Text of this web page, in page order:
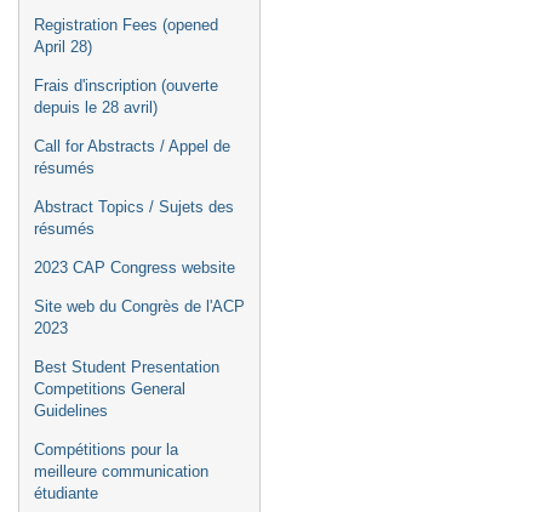
Registration Fees (opened
April 28)
Frais d'inscription (ouverte
depuis le 28 avril)
Call for Abstracts / Appel de
résumés
Abstract Topics / Sujets des
résumés
2023 CAP Congress website
Site web du Congrès de l'ACP
2023
Best Student Presentation
Competitions General
Guidelines
Compétitions pour la
meilleure communication
étudiante